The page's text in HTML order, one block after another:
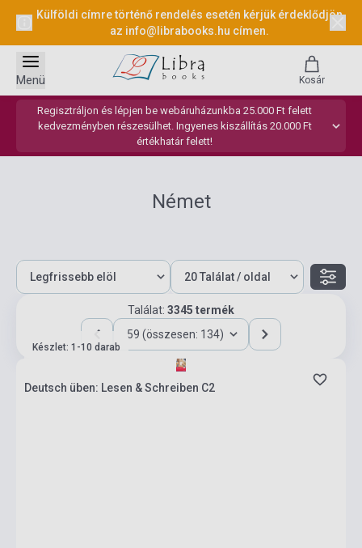
Külföldi címre történő rendelés esetén kérjük érdeklődjön
az info@librabooks.hu címen.
Regisztráljon és lépjen be webáruházunkba 25.000 Ft felett
kedvezményben részesülhet. Ingyenes kiszállítás 20.000 Ft
értékhatár felett!
Menü Kosár
Német
Találat: 3345 termék
59 (összesen: 134)
Készlet: 1-10 darab
Deutsch üben: Lesen & Schreiben C2